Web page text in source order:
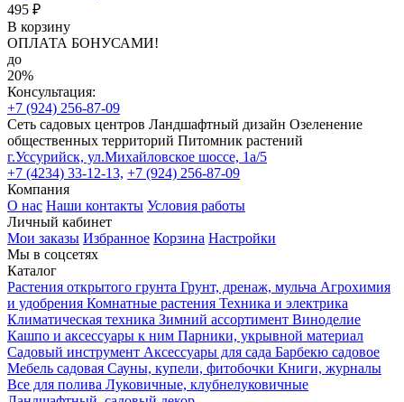
495 ₽
В корзину
ОПЛАТА БОНУСАМИ!
до
20%
Консультация:
+7 (924) 256-87-09
Сеть садовых центров Ландшафтный дизайн Озеленение
общественных территорий Питомник растений
г.Уссурийск, ул.Михайловское шоссе, 1а/5
+7 (4234) 33-12-13, +7 (924) 256-87-09
Компания
О нас Наши контакты Условия работы
Личный кабинет
Мои заказы Избранное Корзина Настройки
Мы в соцсетях
Каталог
Растения открытого грунта Грунт, дренаж, мульча Агрохимия
и удобрения Комнатные растения Техника и электрика
Климатическая техника Зимний ассортимент Виноделие
Кашпо и аксессуары к ним Парники, укрывной материал
Садовый инструмент Аксессуары для сада Барбекю садовое
Мебель садовая Сауны, купели, фитобочки Книги, журналы
Все для полива Луковичные, клубнелуковичные